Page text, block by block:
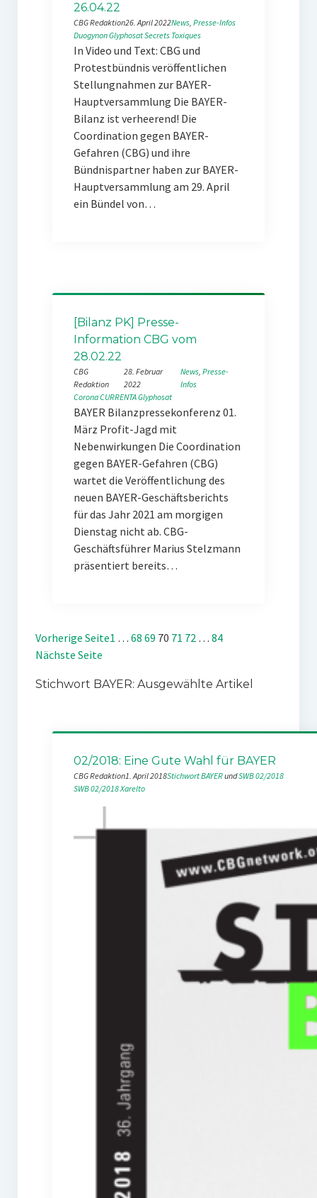
26.04.22
CBG Redaktion26. April 2022News, Presse-Infos
DuogynonGlyphosatSecrets Toxiques
In Video und Text: CBG und
Protestbündnis veröffentlichen
Stellungnahmen zur BAYER-
Hauptversammlung Die BAYER-
Bilanz ist verheerend! Die
Coordination gegen BAYER-
Gefahren (CBG) und ihre
Bündnispartner haben zur BAYER-
Hauptversammlung am 29. April
ein Bündel von…
[Bilanz PK] Presse-
Information CBG vom
28.02.22
CBG
Redaktion
28. Februar
2022
News, Presse-
Infos
CoronaCURRENTAGlyphosat
BAYER Bilanzpressekonferenz 01.
März Profit-Jagd mit
Nebenwirkungen Die Coordination
gegen BAYER-Gefahren (CBG)
wartet die Veröffentlichung des
neuen BAYER-Geschäftsberichts
für das Jahr 2021 am morgigen
Dienstag nicht ab. CBG-
Geschäftsführer Marius Stelzmann
präsentiert bereits…
Vorherige Seite1 … 68 69 70 71 72 … 84
Nächste Seite
Stichwort BAYER: Ausgewählte Artikel
02/2018: Eine Gute Wahl für BAYER
CBG Redaktion1. April 2018Stichwort BAYER und SWB 02/2018
SWB 02/2018Xarelto